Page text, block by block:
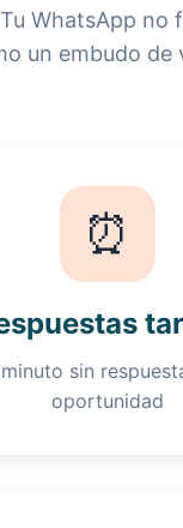
WhatsApp no
un embudo de
⏰
sin
oportunidad